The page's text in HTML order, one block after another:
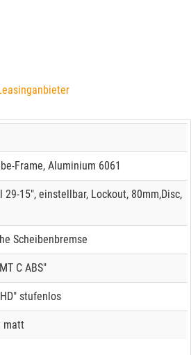
Frame, Aluminium 6061
29-15", einstellbar, Lockout, 80mm,Disc,
Scheibenbremse
C ABS"
stufenlos
matt